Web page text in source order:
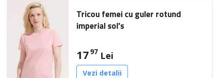
Tricou femei cu guler rotund
imperial sol's
17 97 Lei
Vezi detalii